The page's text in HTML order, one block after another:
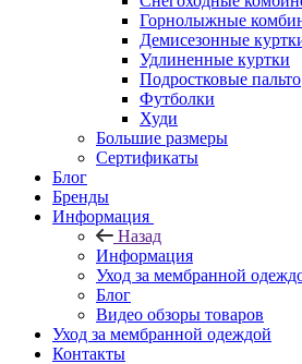
Горнолыжные
Демисезонные
Удлиненные куртки
Подростковые пальто
Футболки
Худи
Большие размеры
Сертификаты
Блог
Бренды
Информация
Назад
Информация
Уход за мембранной
Блог
Видео обзоры товаров
Уход за мембранной одеждой
Контакты